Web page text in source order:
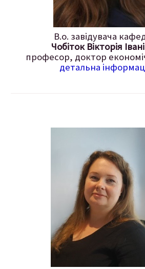
В.о. завідувача
Чобіток Вікторія
професор, доктор
детальна